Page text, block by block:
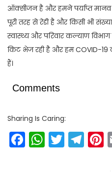
ऑक्सीजन है और हमने पर्याप्त
पूरी तरह से रेडी है और किसी भी
स्वास्थ्य और परिवार कल्याण
किट भेज रही है और हम COVID-
हैं।
Comments
Sharing Is Caring:
Facebook